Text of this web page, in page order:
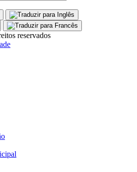
reservados